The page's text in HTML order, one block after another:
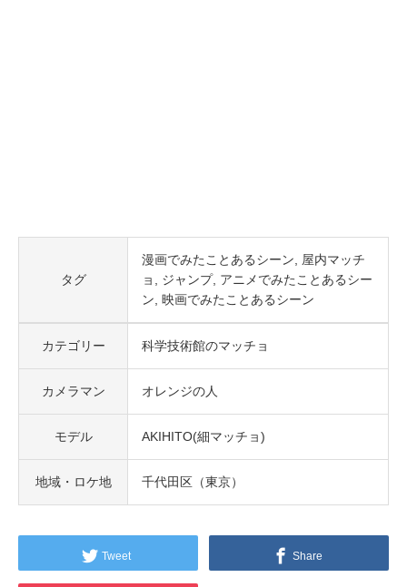
タグ
漫画でみたことあるシーン
屋内マッチ
ョ
ジャンプ アニメでみたことあるシー
ン 映画でみたことあるシーン
カテゴリー 科学技術館のマッチョ
カメラマン オレンジの人
モデル AKIHITO(細マッチョ)
地域・ロケ地 千代田区（東京）
Tweet Share